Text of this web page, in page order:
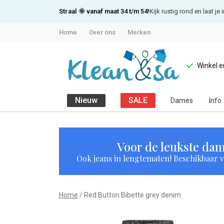
Straal 🌞 vanaf maat 34 t/m 54!Kijk rustig rond en laat je
Home Over ons Merken
Winkel
Nieuw SALE Dames Info
Bibette
Voor de leukste
Ook jeans in lengtematen! Beschikbaar
Home Red Button Bibette grey denim